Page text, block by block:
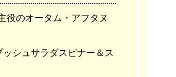
役のオータム・アフタヌ
シュサラダスピナー＆ス